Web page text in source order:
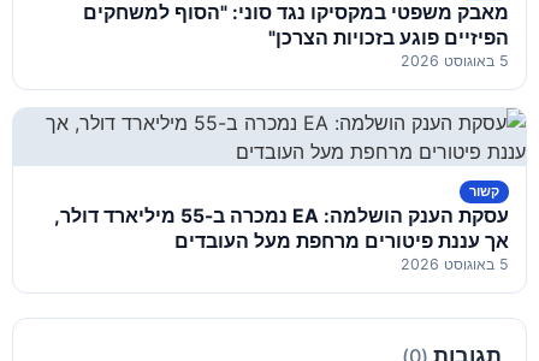
מאבק משפטי במקסיקו נגד סוני: "הסוף למשחקים
הפיזיים פוגע בזכויות הצרכן"
5 באוגוסט 2026
קשור
עסקת הענק הושלמה: EA נמכרה ב-55 מיליארד דולר,
אך עננת פיטורים מרחפת מעל העובדים
5 באוגוסט 2026